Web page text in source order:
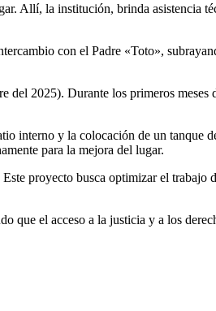
Allí, la institución, brinda asistencia
con el Padre «Toto»,
del 2025). Durante los primeros meses
interno y la colocación de un tanque
para la mejora del lugar.
proyecto busca optimizar el trabajo
que el acceso a la justicia y a los